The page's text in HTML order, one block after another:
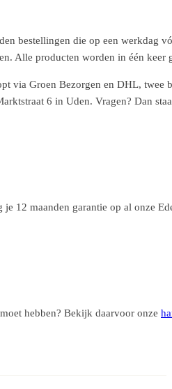
bestellingen die op een werkdag
Alle producten worden in één
via Groen Bezorgen en DHL, twee
6 in Uden. Vragen? Dan
12 maanden garantie op al onze
hebben? Bekijk daarvoor onze